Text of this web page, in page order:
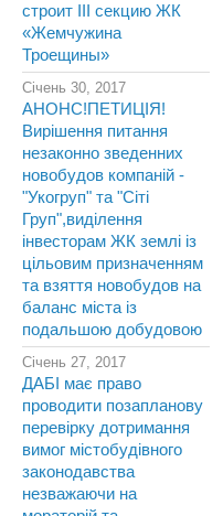
строит III секцию ЖК
«Жемчужина
Троещины»
Січень 30, 2017
АНОНС!ПЕТИЦІЯ!
Вирішення питання
незаконно зведенних
новобудов компаній -
"Укогруп" та "Сіті
Груп",виділення
інвесторам ЖК землі із
цільовим призначенням
та взяття новобудов на
баланс міста із
подальшою добудовою
Січень 27, 2017
ДАБІ має право
проводити позапланову
перевірку дотримання
вимог містобудівного
законодавства
незважаючи на